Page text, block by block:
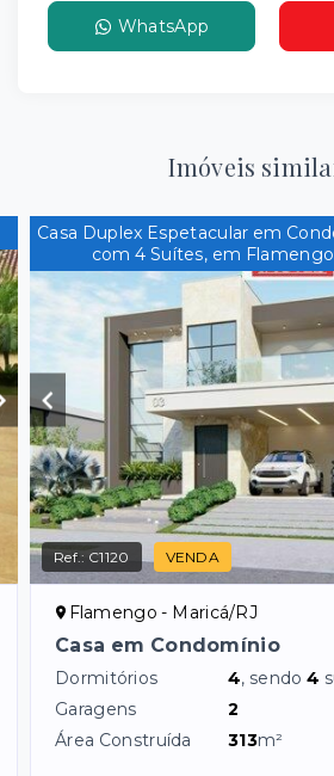
WhatsApp
Imóveis
Casa Duplex Espetacular em
com 4 Suítes, em
Ref.: C1120 VENDA
Flamengo - Maricá/RJ
Casa em Condomínio
Dormitórios 4, sendo4
Garagens
2
Área Construída
313m²